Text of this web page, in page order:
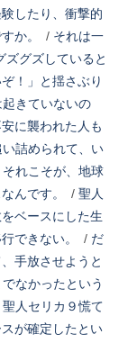
したり、衝撃的
か。
/ それは一
ズグズしていると
！」と揺さぶり
きていないの
に襲われた人も
詰められて、い
それこそが、地球
んです。
/ 聖人
ベースにした生
できない。
/ だ
手放させようと
なかったという
聖人セリカ９慌て
が確定したとい